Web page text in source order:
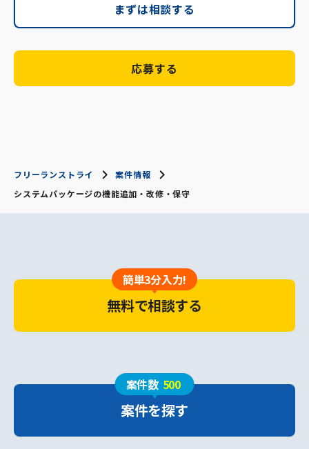
まずは相談する
応募する
フリーランストライ
案件情報
システムパッケージの機能追加・改修・保守
簡単3分入力!
無料で相談する
案件数 500
案件を探す